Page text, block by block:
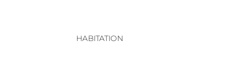
HABITATION